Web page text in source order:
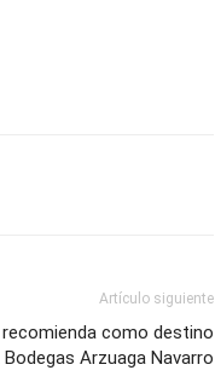
Artículo siguiente
como destino
Arzuaga Navarro